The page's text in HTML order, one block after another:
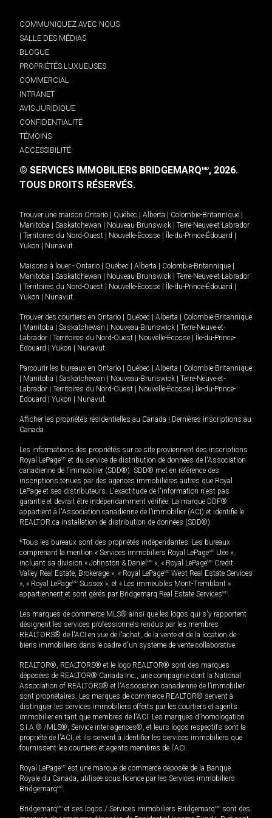
COMMUNIQUEZ AVEC NOUS
SALLE DES MÉDIAS
BLOGUE
PROPRIÉTÉS LUXUEUSES
COMMERCIAL
INTRANET
AVIS JURIDIQUE
CONFIDENTIALITÉ
TÉMOINS
ACCESSIBILITÉ
© SERVICES IMMOBILIERS BRIDGEMARQMD, 2026.
TOUS DROITS RÉSERVÉS.
Trouver une maison Ontario Québec Alberta Colombie-Britannique
Manitoba
Saskatchewan Nouveau-Brunswick
Terre-Neuve-et-Labrador
Territoires du Nord-Ouest Nouvelle-Écosse Île-du-Prince-Édouard
Yukon
Nunavut.
Maisons à louer - Ontario Québec Alberta Colombie-Britannique
Manitoba
Saskatchewan Nouveau-Brunswick
Terre-Neuve-et-Labrador
Territoires du Nord-Ouest Nouvelle-Écosse Île-du-Prince-Édouard
Yukon
Nunavut.
Trouver des courtiers en Ontario Québec Alberta
Colombie-Britannique
Manitoba Saskatchewan Nouveau-Brunswick
Terre-Neuve-et-
Labrador
Territoires du Nord-Ouest Nouvelle-Écosse
Île-du-Prince-
Édouard
Yukon Nunavut
Parcourir les bureaux en Ontario Québec Alberta
Colombie-Britannique
Manitoba Saskatchewan Nouveau-Brunswick
Terre-Neuve-et-
Labrador
Territoires du Nord-Ouest Nouvelle-Écosse
Île-du-Prince-
Édouard
Yukon Nunavut
Afficher les propriétés résidentielles au Canada
Dernières inscriptions au
Canada
Les informations des propriétés sur ce site proviennent des inscriptions
Royal LePageMD et du service de distribution de données de l'Association
canadienne de l’immobilier (SDD®). SDD® met en référence des
inscriptions tenues par des agences immobilières autres que Royal
LePage et ses distributeurs. L'exactitude de l'information n'est pas
garantie et devrait être indépendamment vérifiée. La marque DDF®
appartient à l'Association canadienne de l’immobilier (ACI) et identifie le
REALTOR.ca Installation de distribution de données (SDD®).
*Tous les bureaux sont des propriétés indépendantes. Les bureaux
comprenant la mention « Services immobiliers Royal LePageMD Ltée »,
incluant sa division « Johnston & Daniel MD », « Royal LePageMD Credit
Valley Real Estate, Brokerage », « Royal LePageMD West Real Estate Services
», « Royal LePageMD Sussex », et « Les immeubles Mont-Tremblant »
appartiennent et sont gérés par Bridgemarq Real Estate ServicesMD.
Les marques de commerce MLS® ainsi que les logos qui s'y rapportent
désignent les services professionnels rendus par les membres
REALTORS® de l'ACI en vue de l'achat, de la vente et de la location de
biens immobiliers dans le cadre d'un système de vente collaborative.
REALTOR®, REALTORS® et le logo REALTOR® sont des marques
déposées de REALTOR® Canada Inc., une compagnie dont la National
Association of REALTORS® et l'Association canadienne de l’immobilier
sont propriétaires. Les marques de commerce REALTOR® servent à
distinguer les services immobiliers offerts par les courtiers et agents
immobilier en tant que membres de l'ACI. Les marques d'homologation
S.I.A.® /MLS®, Service inter-agences®, et leurs logos respectifs sont la
propriété de l'ACI, et ils servent à identifier les services immobiliers que
fournissent les courtiers et agents membres de l'ACI.
Royal LePageMD est une marque de commerce déposée de la Banque
Royale du Canada, utilisée sous licence par les Services immobiliers
BridgemarqMD.
BridgemarqMD et ses logos / Services immobiliers BridgemarqMD sont des